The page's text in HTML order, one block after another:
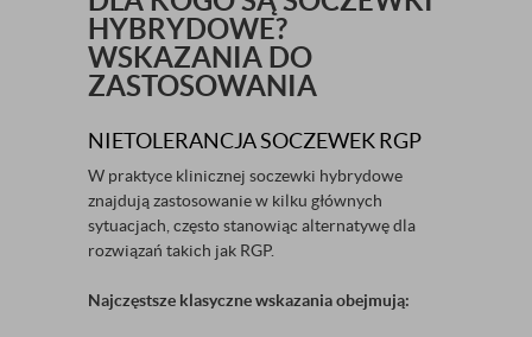
HYBRYDOWE?
WSKAZANIA DO
ZASTOSOWANIA
NIETOLERANCJA SOCZEWEK RGP
W praktyce klinicznej soczewki hybrydowe
znajdują zastosowanie w kilku głównych
sytuacjach, często stanowiąc alternatywę dla
rozwiązań takich jak RGP.
Najczęstsze klasyczne wskazania obejmują: